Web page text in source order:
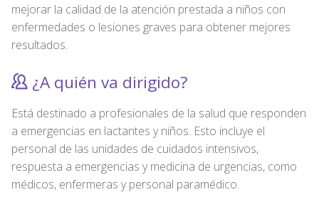
mejorar la calidad de la atención prestada a niños con
enfermedades o lesiones graves para obtener mejores
resultados.
¿A quién va dirigido?
Está destinado a profesionales de la salud que responden
a emergencias en lactantes y niños. Esto incluye el
personal de las unidades de cuidados intensivos,
respuesta a emergencias y medicina de urgencias, como
médicos, enfermeras y personal paramédico.